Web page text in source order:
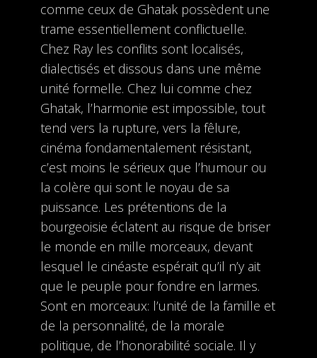
comme ceux de Ghatak possèdent une
trame essentiellement conflictuelle.
Chez Ray les conflits sont localisés,
dialectisés et dissous dans une même
unité formelle. Chez lui comme chez
Ghatak, l’harmonie est impossible, tout
tend vers la rupture, vers la fêlure,
cinéma fondamentalement résistant,
c’est moins le sérieux que l’humour ou
la colère qui sont le noyau de sa
puissance. Les prétentions de la
bourgeoisie éclatent au risque de briser
le monde en mille morceaux, devant
lesquel le cinéaste espérait qu’il n’y ait
que le peuple pour fondre en larmes.
Sont en morceaux: l’unité de la famille et
de la personnalité, de la morale
politique, de l’honorabilité sociale. Il y